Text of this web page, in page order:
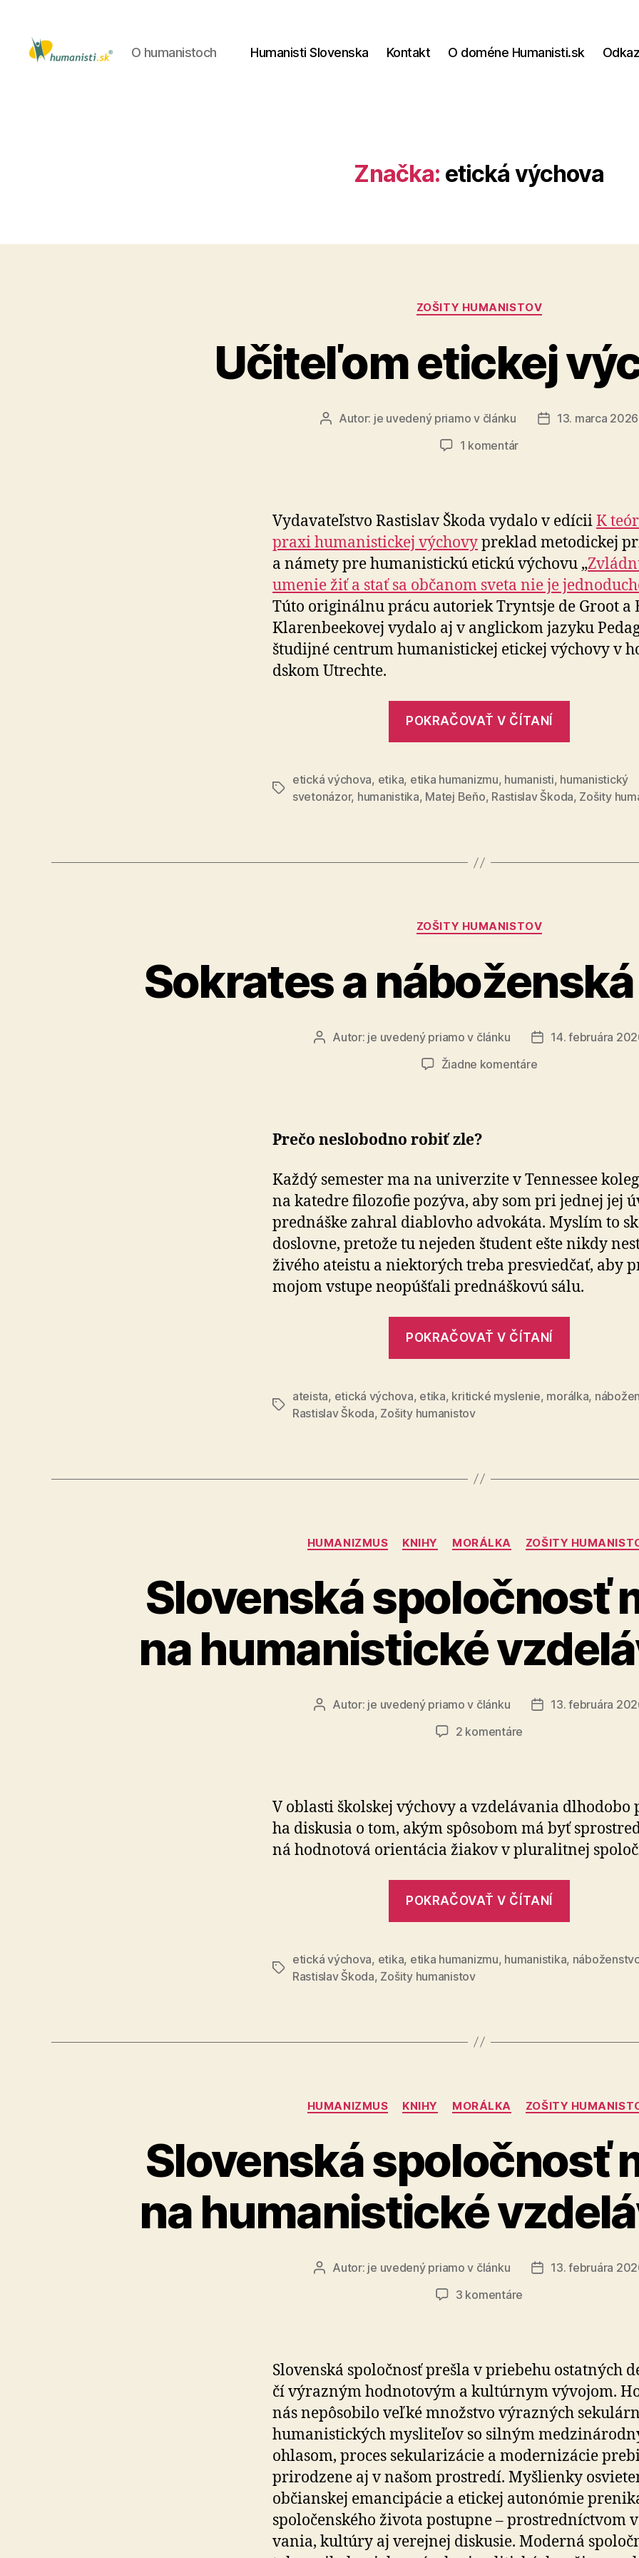
O humanistoch Humanisti Slovenska Kontakt O doméne Humanisti.sk
Značka: etická výchova
Kategórie
ZOŠITY HUMANISTOV
Učiteľom etickej
AutorAutor: je uvedený priamo v článku
Dátum
13. marca 2026
1 komentárna
Vydavateľstvo Rastislav Škoda vydalo v edíciiK
pra­xi humanistickej výchovypreklad metodickej
a námety pre humanistickú etickú výchovu „
umenie žiť a stať sa občanom sveta nie je
Túto originálnu prácu autoriek Tryntsje de Groot a
Klarenbeekovej vydalo aj v anglickom jazyku
študijné centrum humanistickej etickej výchovy v
dskom Utrechte.
POKRAČOVAŤ V ČÍTANÍ
Značky
etická výchova, etika, etika humanizmu, humanisti, humanistický
svetonázor, humanistika, Matej Beňo, Rastislav Škoda, Zošity
Kategórie
ZOŠITY HUMANISTOV
Sokrates a
AutorAutor: je uvedený priamo v článku
Dátum
14. februára
Žiadne komentárena
Prečo neslobodno robiť zle?
Každý semester ma na univerzite v Tennessee
na katedre filozofie pozýva, aby som pri jednej jej
prednáške zahral diablovho advokáta. Myslím to
doslovne, pretože tu nejeden študent ešte nikdy
živého ateistu a niektorých treba presviedčať, aby
mojom vstupe neopúšťali prednáškovú sálu.
POKRAČOVAŤ V ČÍTANÍ
morálka“
Značky
ateista, etická výchova, etika, kritické myslenie, morálka,
Rastislav Škoda, Zošity humanistov
Kategórie
HUMANIZMUS KNIHY MORÁLKA ZOŠITY
Slovenská spoločnosť
na humanistické
AutorAutor: je uvedený priamo v článku
Dátum
13. februára
2 komentáre
nárok
na
humanistické
vzdelávanie
V oblasti školskej výchovy a vzdelávania
ha diskusia o tom, akým spôsobom má byť
ná hodnotová orientácia žiakov v pluralitnej
POKRAČOVAŤ V ČÍTANÍ
nárok
(3)“
Značky
etická výchova, etika, etika humanizmu, humanistika,
Rastislav Škoda, Zošity humanistov
Kategórie
HUMANIZMUS KNIHY MORÁLKA ZOŠITY
Slovenská spoločnosť
na humanistické
AutorAutor: je uvedený priamo v článku
Dátum
13. februára
3 komentáre
nárok
na
humanistické
vzdelávanie
(2)
Slovenská spoločnosť prešla v priebehu os­tat­ných
čí výrazným hodnotovým a kultúrnym vývojom.
nás nepôsobilo veľké množstvo výrazných
humanistických mysliteľov so silným
ohlasom, proces sekularizácie a modernizácie
prirodzene aj v našom prostredí. Myšlienky
občianskej emancipácie a etickej autonómie
spoločenského života postupne – prostredníctvom
va­nia, kultúry aj verejnej diskusie. Moderná